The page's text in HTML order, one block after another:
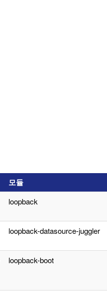
모듈
loopback
loopback-datasource-juggler
loopback-boot